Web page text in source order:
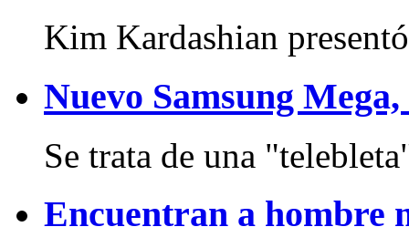
Kim Kardashian
Nuevo Samsung
Se trata de una
Encuentran a hombre